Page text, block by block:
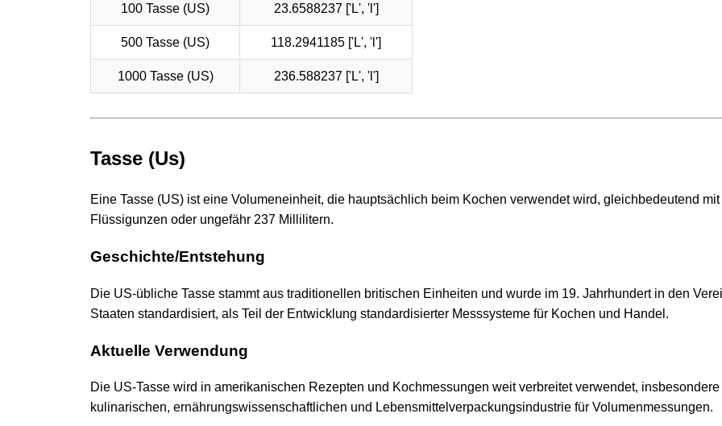
100 Tasse (US) 23.6588237 ['L', 'l']
500 Tasse (US) 118.2941185 ['L', 'l']
1000 Tasse (US) 236.588237 ['L', 'l']
Tasse (Us)
Eine Tasse (US) ist eine Volumeneinheit, die hauptsächlich beim Kochen verwendet wird, gleichbedeutend mit
Flüssigunzen oder ungefähr 237 Millilitern.
Geschichte/Entstehung
Die US-übliche Tasse stammt aus traditionellen britischen Einheiten und wurde im 19. Jahrhundert in den
Staaten standardisiert, als Teil der Entwicklung standardisierter Messsysteme für Kochen und Handel.
Aktuelle Verwendung
Die US-Tasse wird in amerikanischen Rezepten und Kochmessungen weit verbreitet verwendet,
kulinarischen, ernährungswissenschaftlichen und Lebensmittelverpackungsindustrie für Volumenmessungen.